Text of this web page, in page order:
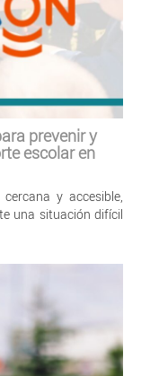
prevenir y
escolar en
y accesible,
una situación difícil